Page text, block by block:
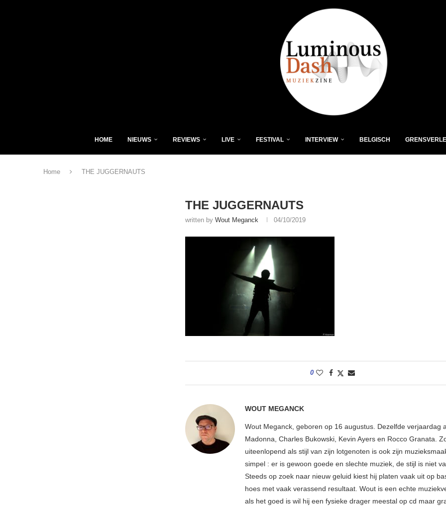
HOME NIEUWS REVIEWS LIVE FESTIVAL INTERVIEW BELGISCH
Home THE JUGGERNAUTS
THE JUGGERNAUTS
written by Wout Meganck 04/10/2019
0
WOUT MEGANCK
Wout Meganck, geboren op 16 augustus. Dezelfde verjaardag
Madonna, Charles Bukowski, Kevin Ayers en Rocco Granata.
uiteenlopend als stijl van zijn lotgenoten is ook zijn
simpel : er is gewoon goede en slechte muziek, de stijl is niet
Steeds op zoek naar nieuw geluid kiest hij platen vaak uit op
hoes met vaak verassend resultaat. Wout is een echte
als het goed is wil hij een fysieke drager meestal op cd maar